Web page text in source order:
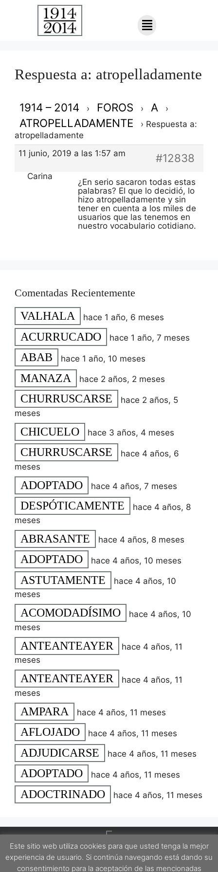
Respuesta a: atropelladamente
1914 – 2014 › FOROS › A ›
ATROPELLADAMENTE › Respuesta a:
atropelladamente
11 junio, 2019 a las 1:57 am
#12838
Carina
¿En serio sacaron todas estas
palabras? El que lo decidió, lo
hizo atropelladamente y sin
tener en cuenta a los miles de
usuarios que las tenemos en
nuestro vocabulario cotidiano.
Comentadas Recientemente
VALHALA hace 1 año, 6 meses
ACURRUCADO hace 1 año, 7 meses
ABAB hace 1 año, 10 meses
MANAZA hace 2 años, 2 meses
CHURRUSCARSE
hace 2 años, 5
meses
CHICUELO hace 3 años, 4 meses
CHURRUSCARSE
hace 4 años, 6
meses
ADOPTADO hace 4 años, 7 meses
DESPÓTICAMENTE
hace 4 años, 8
meses
ABRASANTE hace 4 años, 8 meses
ADOPTADO hace 4 años, 10 meses
ASTUTAMENTE
hace 4 años, 10
meses
ACOMODADÍSIMO
hace 4 años, 10
meses
ANTEANTEAYER
hace 4 años, 11
meses
ANTEANTEAYER
hace 4 años, 11
meses
AMPARA hace 4 años, 11 meses
AFLOJADO hace 4 años, 11 meses
ADJUDICARSE hace 4 años, 11 meses
ADOPTADO hace 4 años, 11 meses
ADOCTRINADO hace 4 años, 11 meses
Este sitio web utiliza cookies para que usted tenga la mejor
experiencia de usuario. Si continúa navegando está dando su
consentimiento para la aceptación de las mencionadas